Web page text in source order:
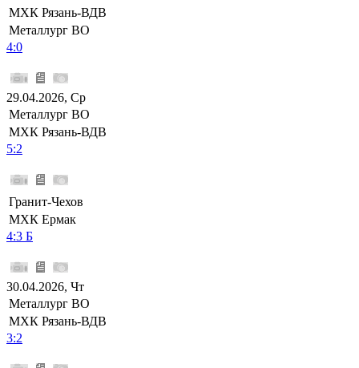
МХК Рязань-ВДВ
Металлург ВО
4:0
29.04.2026, Ср
Металлург ВО
МХК Рязань-ВДВ
5:2
Гранит-Чехов
МХК Ермак
4:3 Б
30.04.2026, Чт
Металлург ВО
МХК Рязань-ВДВ
3:2